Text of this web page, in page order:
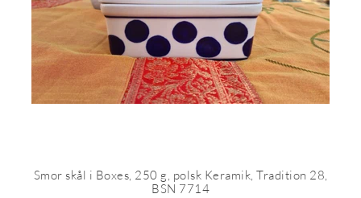
Smor skål i Boxes, 250 g, polsk Keramik, Tradition 28,
BSN 7714